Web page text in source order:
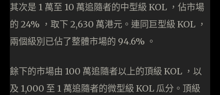
其次是 1 萬至 10 萬追隨者的中型級 KOL ，佔市場
的 24% ，取下 2,630 萬港元。連同巨型級 KOL ，
兩個級別已佔了整體市場的 94.6% 。
餘下的市場由 100 萬追隨者以上的頂級 KOL ，以
及 1,000 至 1 萬追隨者的微型級 KOL 瓜分。頂級